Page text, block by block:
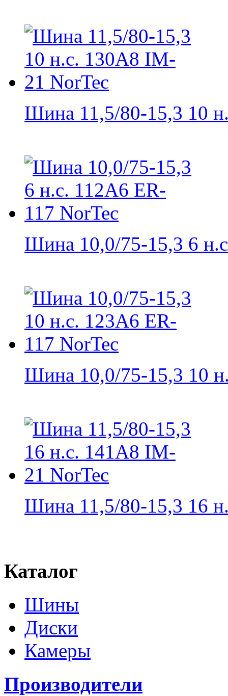
Шина 11,5/80-15,3 10
Шина 10,0/75-15,3 6
Шина 10,0/75-15,3 10
Шина 11,5/80-15,3 16
Каталог
Шины
Диски
Камеры
Производители